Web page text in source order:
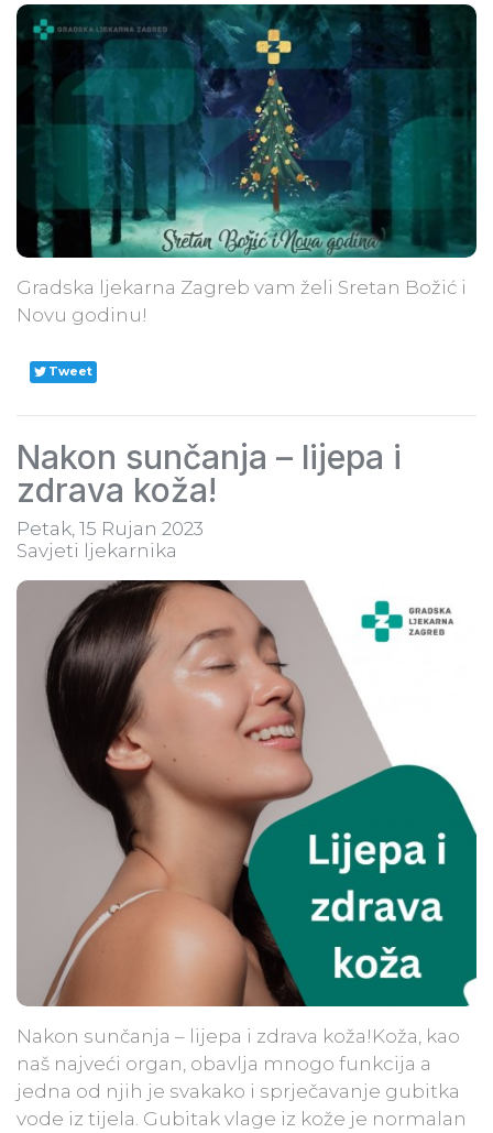
Gradska ljekarna Zagreb vam želi Sretan Božić i
Novu godinu!
Tweet
Nakon sunčanja – lijepa i
zdrava koža!
Petak, 15 Rujan 2023
Savjeti ljekarnika
Nakon sunčanja – lijepa i zdrava koža!Koža, kao
naš najveći organ, obavlja mnogo funkcija a
jedna od njih je svakako i sprječavanje gubitka
vode iz tijela. Gubitak vlage iz kože je normalan